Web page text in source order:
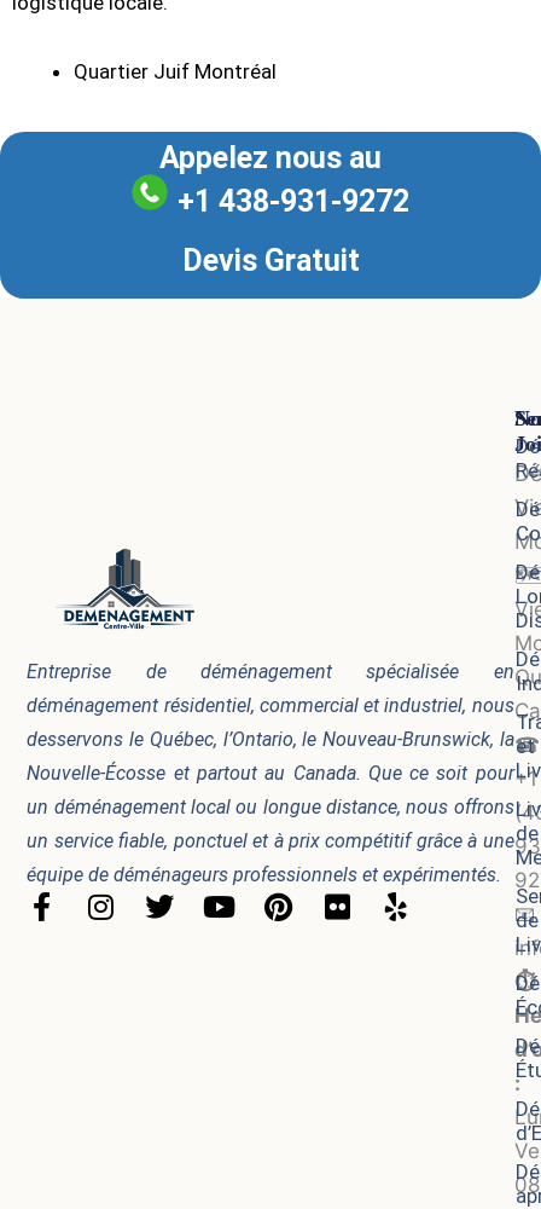
Quartier Juif Montréal
Appelez nous au
+1 438-931-9272
Devis Gratuit
Entreprise de déménagement spécialisée en
déménagement résidentiel, commercial et industriel, nous
desservons le Québec, l’Ontario, le Nouveau-Brunswick, la
Nouvelle-Écosse et partout au Canada. Que ce soit pour
un déménagement local ou longue distance, nous offrons
un service fiable, ponctuel et à prix compétitif grâce à une
équipe de déménageurs professionnels et expérimentés.
F
I
T
Y
P
F
Y
et
de
de
🗺️
☎
+1
📧
⏱️
: